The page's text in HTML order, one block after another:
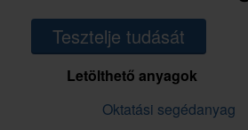
Tesztelje tudását
Letölthető anyagok
Oktatási segédanyag